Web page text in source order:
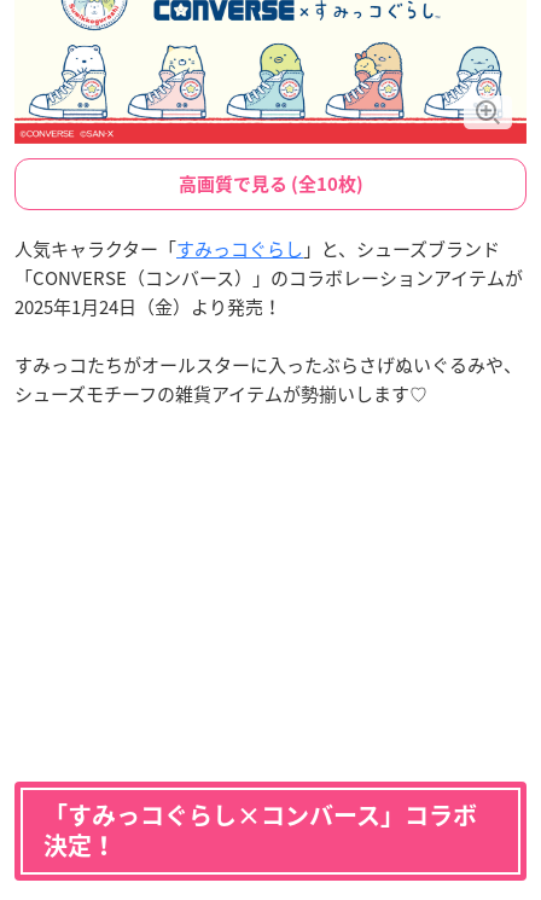
高画質で見る (全10枚)
人気キャラクター「すみっコぐらし 」と、シューズブランド
「CONVERSE（コンバース）」のコラボレーションアイテムが
2025年1月24日（金）より発売！
すみっコたちがオールスターに入ったぶらさげぬいぐるみや、
シューズモチーフの雑貨アイテムが勢揃いします♡
「すみっコぐらし×コンバース」コラボ
決定！